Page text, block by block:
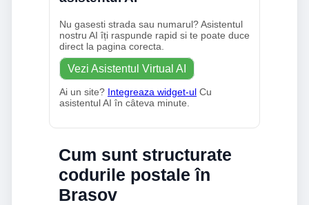
Nu gasesti strada sau numarul? Asistentul
nostru AI îți raspunde rapid si te poate duce
direct la pagina corecta.
Vezi Asistentul Virtual AI
Ai un site? Integreaza widget-ul Cu
asistentul AI în câteva minute.
Cum sunt structurate
codurile postale în
Brasov